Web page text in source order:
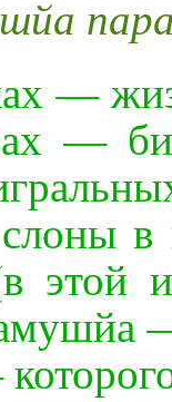
—
—
в
этой